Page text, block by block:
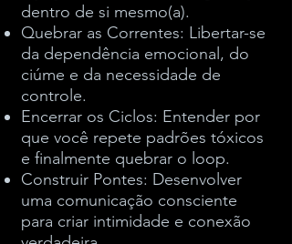
dentro de si mesmo(a).
Quebrar as Correntes: Libertar-se
da dependência emocional, do
ciúme e da necessidade de
controle.
Encerrar os Ciclos: Entender por
que você repete padrões tóxicos
e finalmente quebrar o loop.
Construir Pontes: Desenvolver
uma comunicação consciente
para criar intimidade e conexão